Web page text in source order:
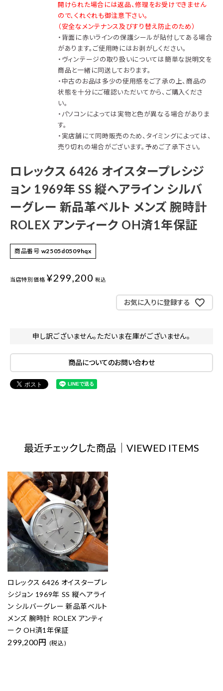
開けられた場合には返品、修理をお受けできません
ので、くれぐれも御注意下さい。
（安全なメンテナンス及びすり替え防止のため）
・背面に赤いラインの保護シールが貼付してある場合
があります。ご使用時にはお剥がしください。
・ヴィンテージの取り扱いについては簡単な説明文を
商品と一緒に同送しております。
・中古のお品は多少の使用感をご了承の上、商品の
状態を十分にご確認いただいてから、ご購入くださ
い。
・パソコンによっては実物と色が異なる場合がありま
す。
・実店舗にて同時販売のため、タイミングによっては、
売り切れの場合がございます。予めご了承下さい。
ロレックス 6426 オイスタープレシジ
ョン 1969年 SS 縦ヘアライン シルバ
ーグレー 新品革ベルト メンズ 腕時計
ROLEX アンティーク OH済1年保証
商品番号 w2505d0509hqx
当店特別価格 ¥299,200 税込
お気に入りに登録する
申し訳ございません。ただいま在庫がございません。
商品についてのお問い合わせ
最近チェックした商品｜VIEWED ITEMS
ロレックス 6426 オイスタープレ
シジョン 1969年 SS 縦ヘアライ
ン シルバーグレー 新品革ベルト
メンズ 腕時計 ROLEX アンティ
ーク OH済1年保証
299,200円 (税込)